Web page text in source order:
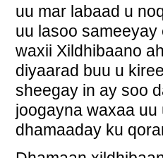
uu mar labaad u
uu lasoo
waxii Xildhibaano
diyaarad buu u
sheegay in ay soo
joogayna waxaa
dhamaaday ku